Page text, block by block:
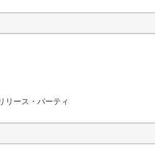
リース・パーティ